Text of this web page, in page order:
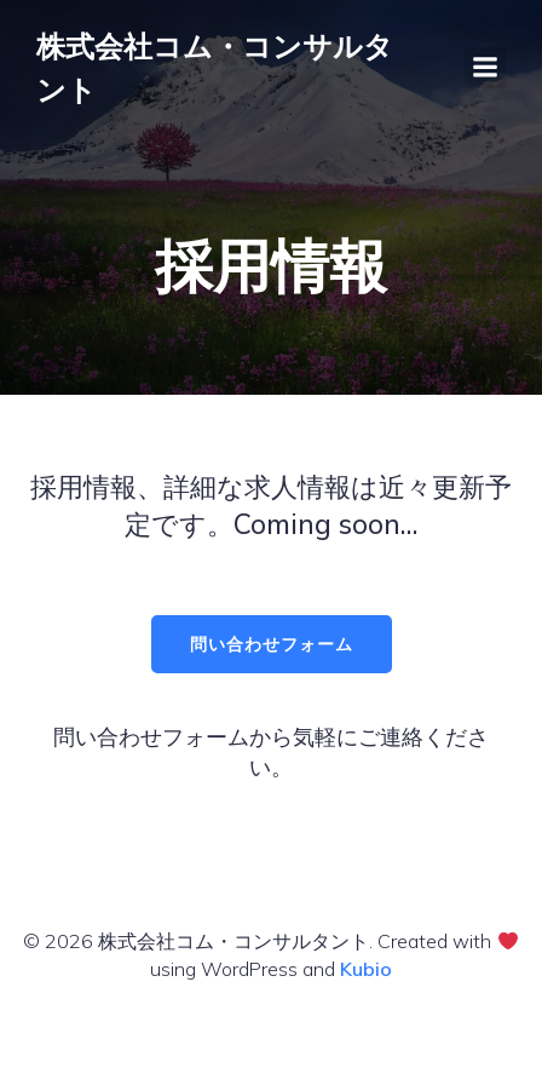
株式会社コム・コンサルタ
ント
採用情報
採用情報、詳細な求人情報は近々更新予
定です。Coming soon…
問い合わせフォーム
問い合わせフォームから気軽にご連絡くださ
い。
© 2026 株式会社コム・コンサルタント. Created with
using WordPress and Kubio